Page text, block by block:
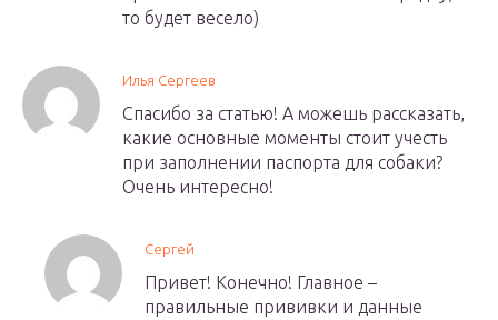
то будет весело)
Илья Сергеев
Спасибо за статью! А можешь рассказать,
какие основные моменты стоит учесть
при заполнении паспорта для собаки?
Очень интересно!
Сергей
Привет! Конечно! Главное –
правильные прививки и данные